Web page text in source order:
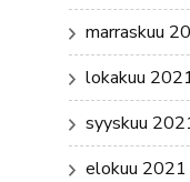
marraskuu
lokakuu
syyskuu
elokuu 2021